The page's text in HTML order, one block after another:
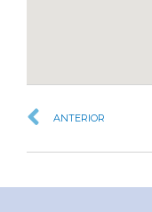
ANTERIOR